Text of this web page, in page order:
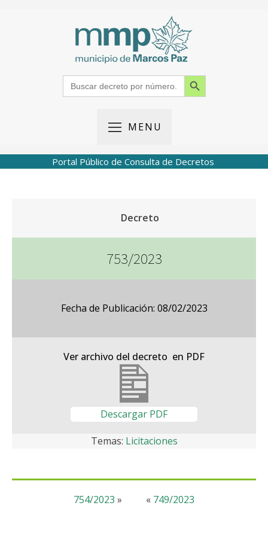
Search
for:
Search Button
MENU
Portal Público de Consulta de Decretos
Decreto
753/2023
Fecha de Publicación: 08/02/2023
Ver archivo del decreto en PDF
Descargar PDF
Temas: Licitaciones
« 749/2023
754/2023 »